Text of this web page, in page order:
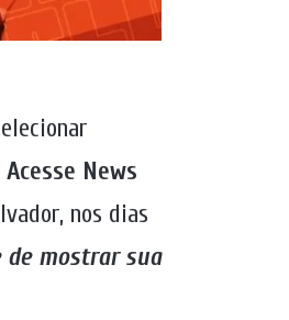
Acesse News
nos dias
de mostrar sua